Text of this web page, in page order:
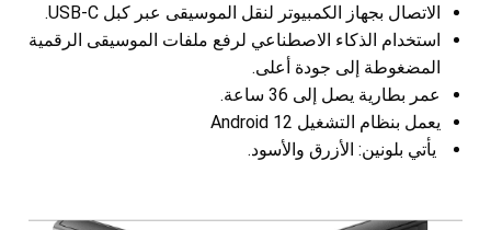
الاتصال بجهاز الكمبيوتر لنقل الموسيقى عبر كبل USB-C.
استخدام الذكاء الاصطناعي لرفع ملفات الموسيقى الرقمية
المضغوطة إلى جودة أعلى.
عمر بطارية يصل إلى 36 ساعة.
يعمل بنظام التشغيل Android 12
يأتي بلونين: الأزرق والأسود.